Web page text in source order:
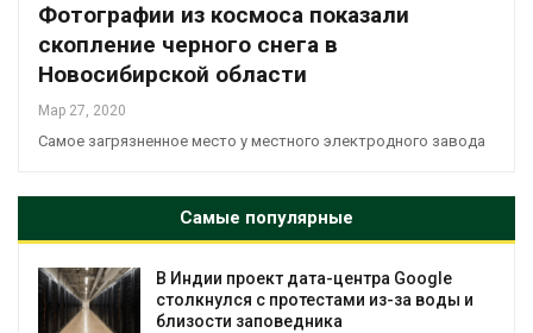
Фотографии из космоса показали
скопление черного снега в
Новосибирской области
Мар 27, 2020
Самое загрязненное место у местного электродного завода
Самые популярные
В Индии проект дата-центра Google
столкнулся с протестами из-за воды и
близости заповедника